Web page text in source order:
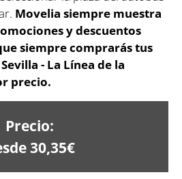
Movelia siempre muestra
y descuentos
siempre comprarás tus
- La Línea de la
precio.
Precio:
30,35€